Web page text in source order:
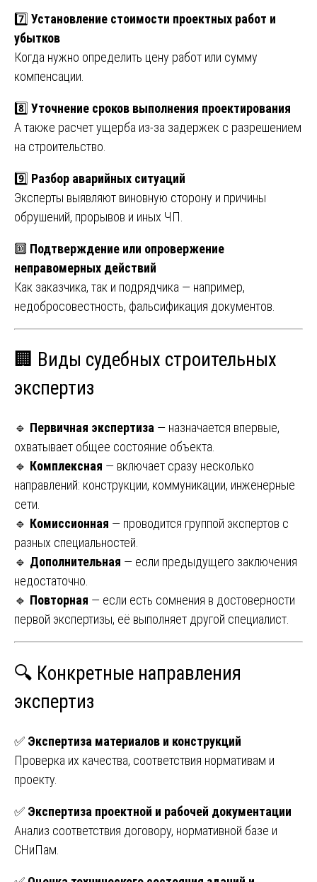
7️⃣ Установление стоимости проектных работ и
убытков
Когда нужно определить цену работ или сумму
компенсации.
8️⃣ Уточнение сроков выполнения проектирования
А также расчет ущерба из-за задержек с разрешением
на строительство.
9️⃣ Разбор аварийных ситуаций
Эксперты выявляют виновную сторону и причины
обрушений, прорывов и иных ЧП.
🔟 Подтверждение или опровержение
неправомерных действий
Как заказчика, так и подрядчика — например,
недобросовестность, фальсификация документов.
🏢 Виды судебных строительных
экспертиз
🔹 Первичная экспертиза — назначается впервые,
охватывает общее состояние объекта.
🔹 Комплексная — включает сразу несколько
направлений: конструкции, коммуникации, инженерные
сети.
🔹 Комиссионная — проводится группой экспертов с
разных специальностей.
🔹 Дополнительная — если предыдущего заключения
недостаточно.
🔹 Повторная — если есть сомнения в достоверности
первой экспертизы, её выполняет другой специалист.
🔍 Конкретные направления
экспертиз
✅ Экспертиза материалов и конструкций
Проверка их качества, соответствия нормативам и
проекту.
✅ Экспертиза проектной и рабочей документации
Анализ соответствия договору, нормативной базе и
СНиПам.